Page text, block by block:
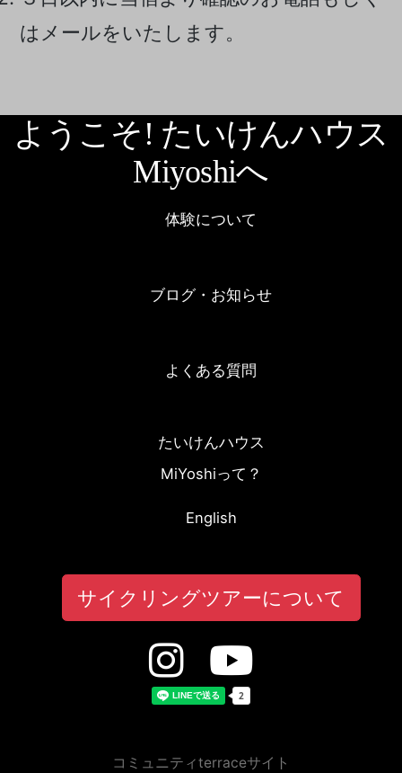
はメールをいたします。
ようこそ! たいけんハウス
Miyoshiへ
体験について
ブログ・お知らせ
よくある質問
たいけんハウス
MiYoshiって？
English
サイクリングツアーについて
コミュニティterraceサイト